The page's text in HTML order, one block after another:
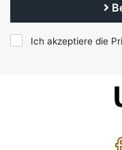
Ich akzeptiere die